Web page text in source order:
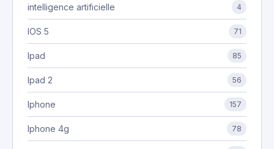
intelligence artificielle 4
IOS 5 71
Ipad 85
Ipad 2 56
Iphone 157
Iphone 4g 78